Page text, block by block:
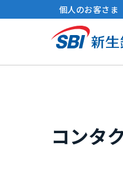
コンタ
個人のお客さま
社長メッセージ
連結財務ハイラ
サステナビリテ